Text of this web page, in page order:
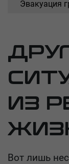
Эвакуация
ИЗ
Вот лишь